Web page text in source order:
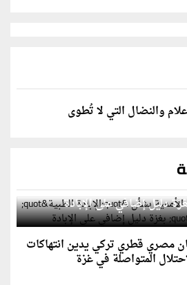
والنضال التي لا تُطوى
الأممية بشأن "الإبادة الطبية"
دليل إضافي على الإبادة
مصري قطري تركي يدين انتهاكات
المتواصلة في غزة